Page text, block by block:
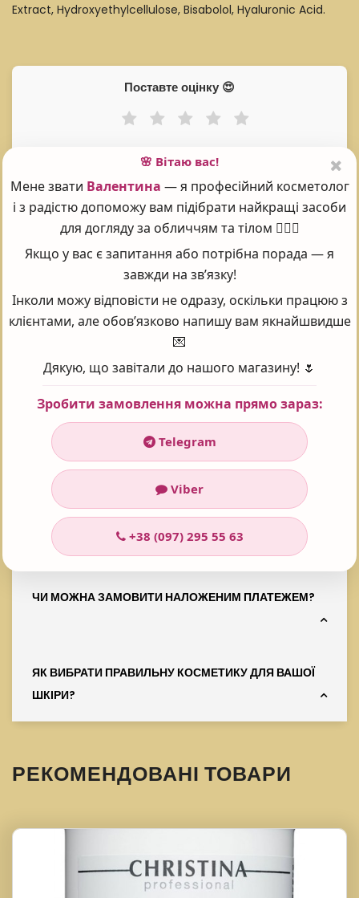
Extract, Hydroxyethylcellulose, Bisabolol, Hyaluronic Acid.
Поставте оцінку 😍
Рейтинг:5
Часті запитання - FAQ
CHRISTINA ГЕЛЬ ЛЮМІРЕ З ГІАЛУРОНОВОЮ
КИСЛОТОЮ ДЛЯ ШКІРИ НАВКОЛО ОЧЕЙ ТА ШИЇ,
250 МЛ ЯКА ЦІНА?
У інтернет-магазині Prof косметика товар:
Christina Гель Люміре з гіалуроновою
кислотою для шкіри навколо очей та шиї, 250
коштує 2306 ₴
ЧОМУ ВАРТО ЗАМОВИТИ САМЕ В PROF КОСМЕТИКА
ДЛЯ КОСМЕТИКИ?
ЧИ МОЖНА ЗАМОВИТИ НАЛОЖЕНИМ ПЛАТЕЖЕМ?
ЯК ВИБРАТИ ПРАВИЛЬНУ КОСМЕТИКУ ДЛЯ ВАШОЇ
ШКІРИ?
РЕКОМЕНДОВАНІ ТОВАРИ
🌸 Вітаю вас!
Мене звати Валентина — я професійний косметолог
і з радістю допоможу вам підібрати найкращі засоби
для догляду за обличчям та тілом 💆‍♀️✨
Якщо у вас є запитання або потрібна порада — я
завжди на зв’язку!
Інколи можу відповісти не одразу, оскільки працюю з
клієнтами, але обов’язково напишу вам якнайшвидше
💌
Дякую, що завітали до нашого магазину! 🌷
Зробити замовлення можна прямо зараз:
Telegram
Viber
+38 (097) 295 55 63